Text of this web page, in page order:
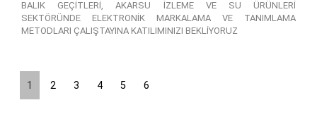
BALIK GEÇİTLERİ, AKARSU İZLEME VE SU ÜRÜNLERİ
SEKTÖRÜNDE ELEKTRONİK MARKALAMA VE TANIMLAMA
METODLARI ÇALIŞTAYINA KATILIMINIZI BEKLİYORUZ
1 2 3 4 5 6